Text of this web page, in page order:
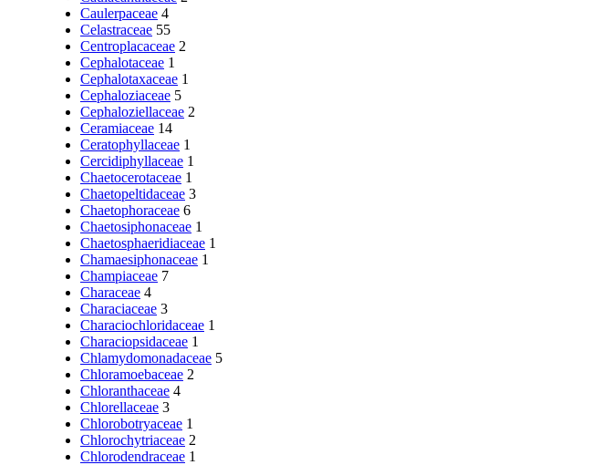
Caulerpaceae 4
Celastraceae 55
Centroplacaceae 2
Cephalotaceae 1
Cephalotaxaceae 1
Cephaloziaceae 5
Cephaloziellaceae 2
Ceramiaceae 14
Ceratophyllaceae 1
Cercidiphyllaceae 1
Chaetocerotaceae 1
Chaetopeltidaceae 3
Chaetophoraceae 6
Chaetosiphonaceae 1
Chaetosphaeridiaceae 1
Chamaesiphonaceae 1
Champiaceae 7
Characeae 4
Characiaceae 3
Characiochloridaceae 1
Characiopsidaceae 1
Chlamydomonadaceae 5
Chloramoebaceae 2
Chloranthaceae 4
Chlorellaceae 3
Chlorobotryaceae 1
Chlorochytriaceae 2
Chlorodendraceae 1